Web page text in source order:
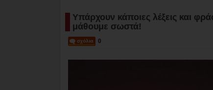
Υπάρχουν κάποιες λέξεις και
μάθουμε σωστά!
0